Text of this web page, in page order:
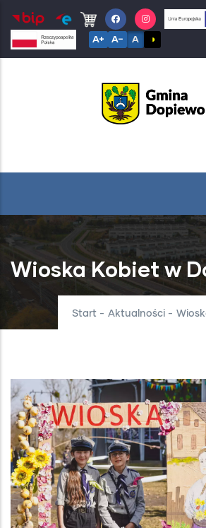
Przejdź
do
treści
A+ A− A ◑
Wioska Kobiet w
Start - Aktualności -